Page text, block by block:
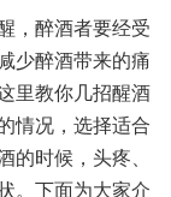
，醉酒者要经受
少醉酒带来的痛
里教你几招醒酒
情况，选择适合
时候，头疼、
。下面为大家介